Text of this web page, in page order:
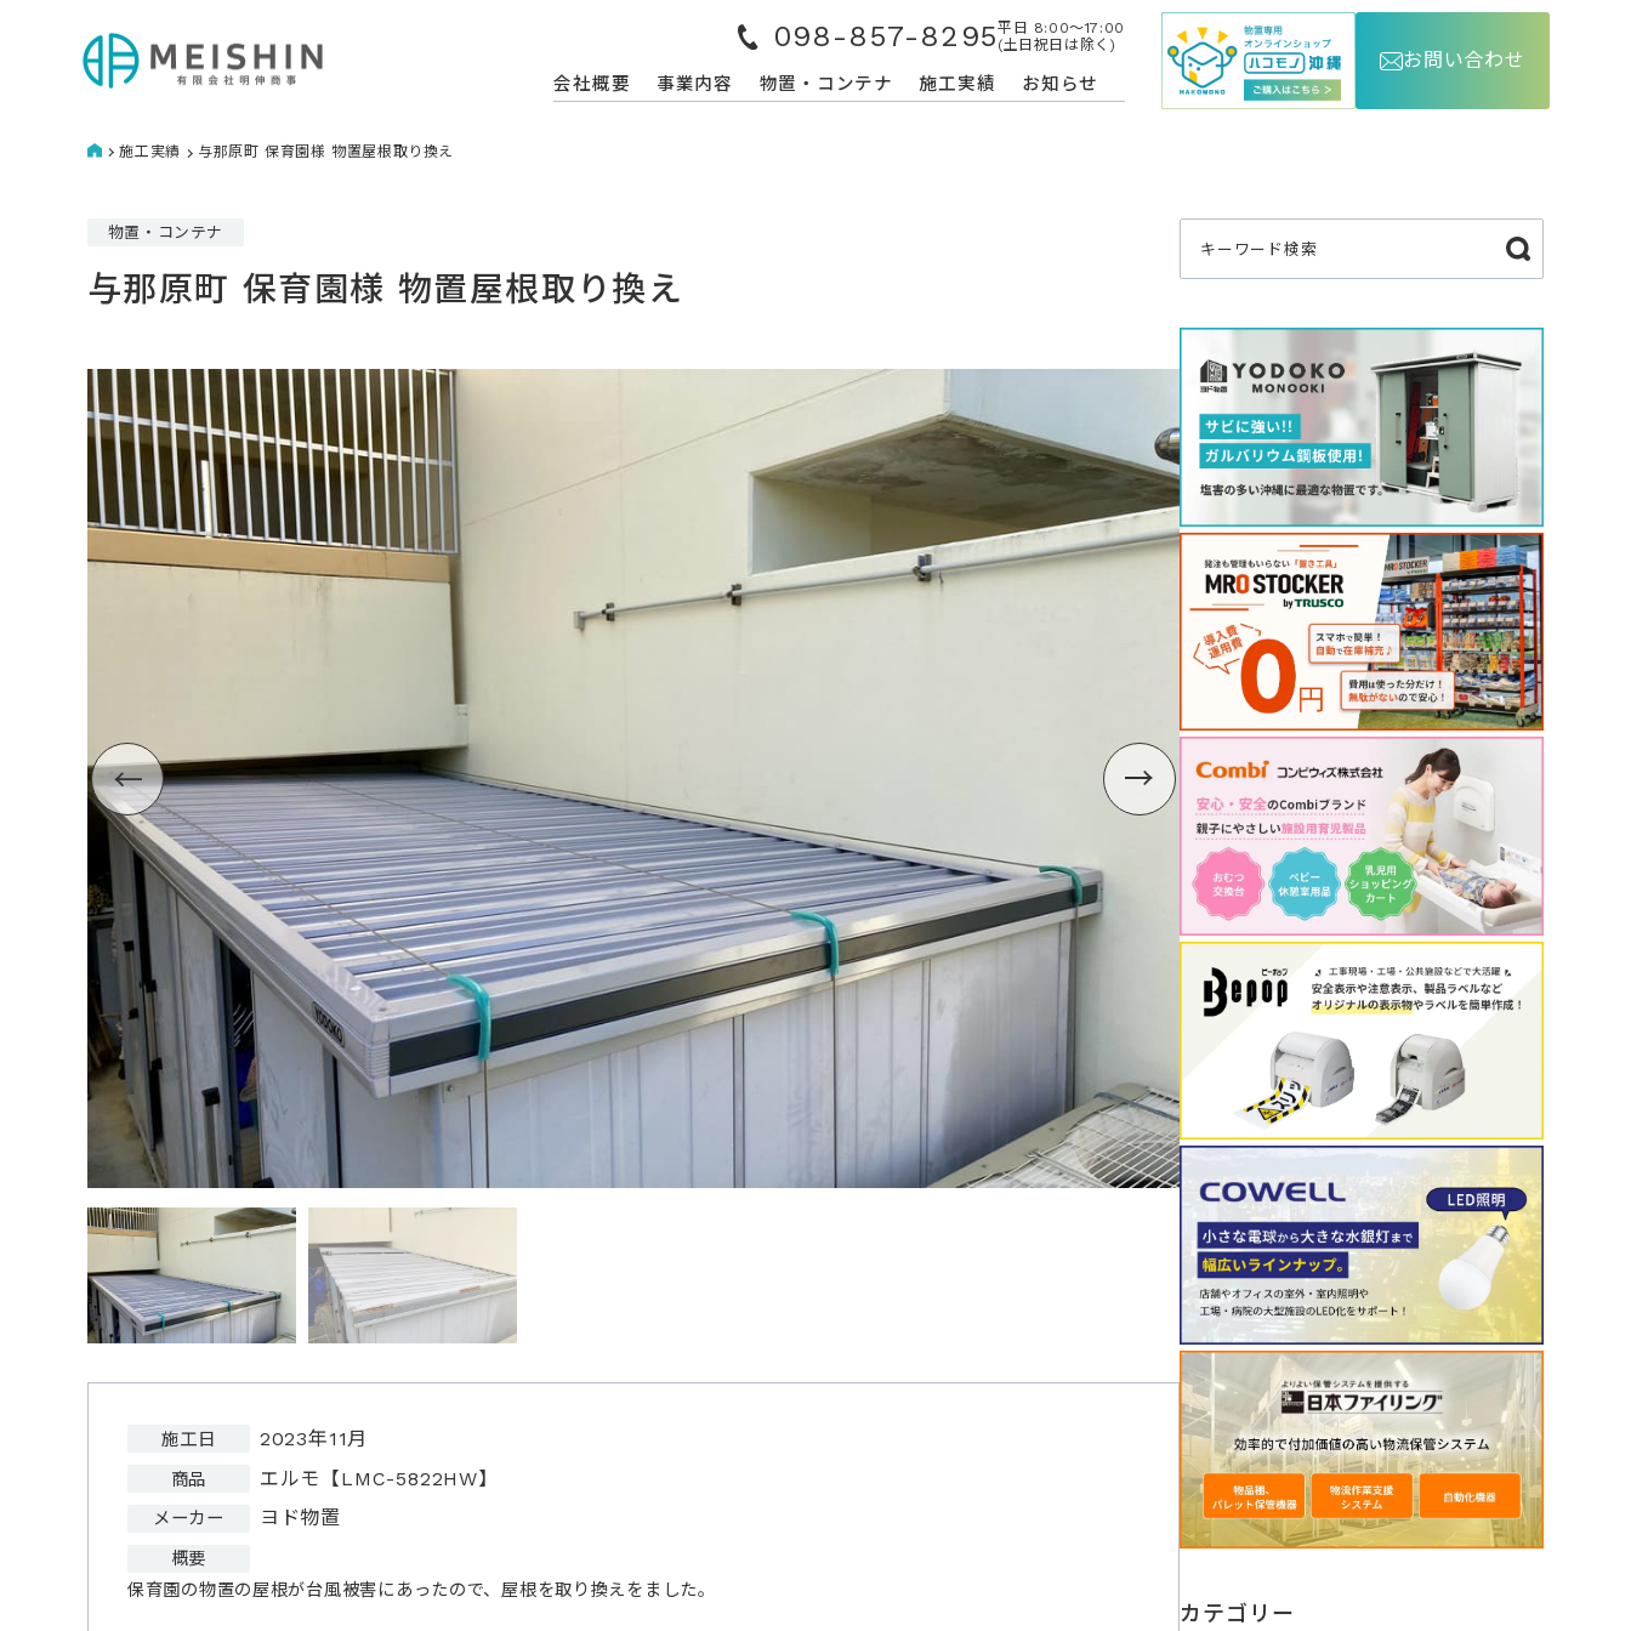
098-857-8295平日 8:00〜17:00
(土日祝日は除く)
会社概要 事業内容 物置・コンテナ 施工実績 お知らせ
お問い合わせ
施工実績 与那原町 保育園様 物置屋根取り換え
物置・コンテナ
与那原町 保育園様 物置屋根取り換え
施工日 2023年11月
商品 エルモ【LMC-5822HW】
メーカー ヨド物置
概要
保育園の物置の屋根が台風被害にあったので、屋根を取り換えをました。
カテゴリー